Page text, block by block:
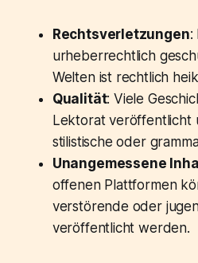
Rechtsverletzungen:
urheberrechtlich
Welten ist rechtlich
Qualität: Viele
Lektorat veröffentlicht
stilistische oder
Unangemessene
offenen Plattformen
verstörende oder
veröffentlicht werden.